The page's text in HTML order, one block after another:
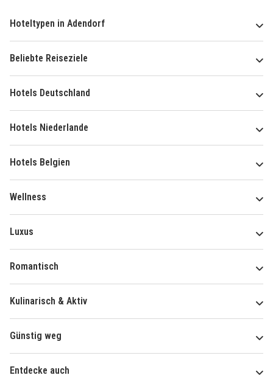
Hoteltypen in Adendorf
Beliebte Reiseziele
Hotels Deutschland
Hotels Niederlande
Hotels Belgien
Wellness
Luxus
Romantisch
Kulinarisch & Aktiv
Günstig weg
Entdecke auch